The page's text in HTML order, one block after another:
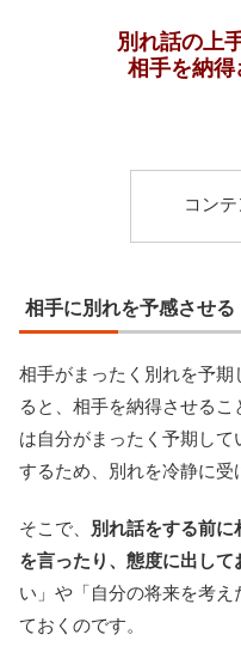
別れ話の上
相手を納得
コン
相手に別れを予感させる
相手がまったく別れを予
ると、相手を納得させる
は自分がまったく予期し
するため、別れを冷静に受
そこで、 別れ話をする前
を言ったり、態度に出して
い」や「自分の将来を考
ておくのです。